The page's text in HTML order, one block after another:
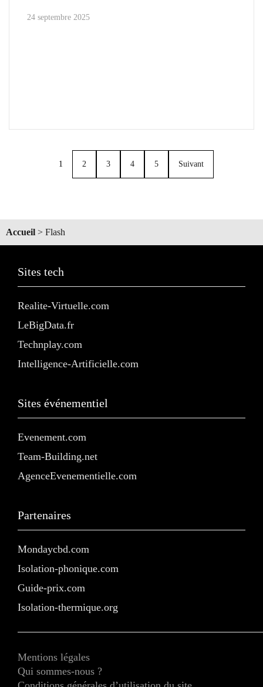
24 septembre 2025
1 2 3 4 5 Suivant
Accueil > Flash
Sites tech
Realite-Virtuelle.com
LeBigData.fr
Technplay.com
Intelligence-Artificielle.com
Sites événementiel
Evenement.com
Team-Building.net
AgenceEvenementielle.com
Partenaires
Mondaycbd.com
Isolation-phonique.com
Guide-prix.com
Isolation-thermique.org
Mentions légales
Qui sommes-nous ?